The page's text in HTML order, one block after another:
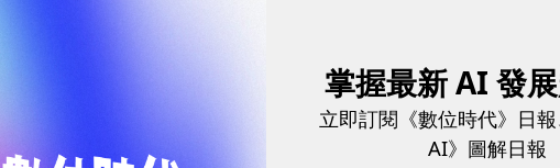
掌握最新 AI 發展
立即訂閱《數位時代》日
AI》圖解日報